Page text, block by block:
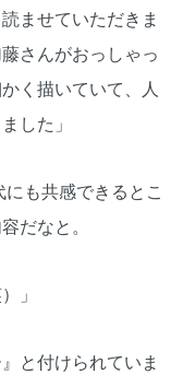
ませていただきま
さんがおっしゃっ
く描いていて、人
した」
も共感できるとこ
だなと。
」
と付けられていま